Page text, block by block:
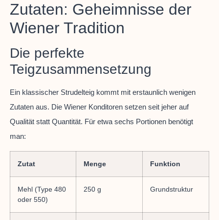
Zutaten: Geheimnisse der
Wiener Tradition
Die perfekte
Teigzusammensetzung
Ein klassischer Strudelteig kommt mit erstaunlich wenigen
Zutaten aus. Die Wiener Konditoren setzen seit jeher auf
Qualität statt Quantität. Für etwa sechs Portionen benötigt
man:
Zutat Menge Funktion
Mehl (Type 480
oder 550)
250 g Grundstruktur